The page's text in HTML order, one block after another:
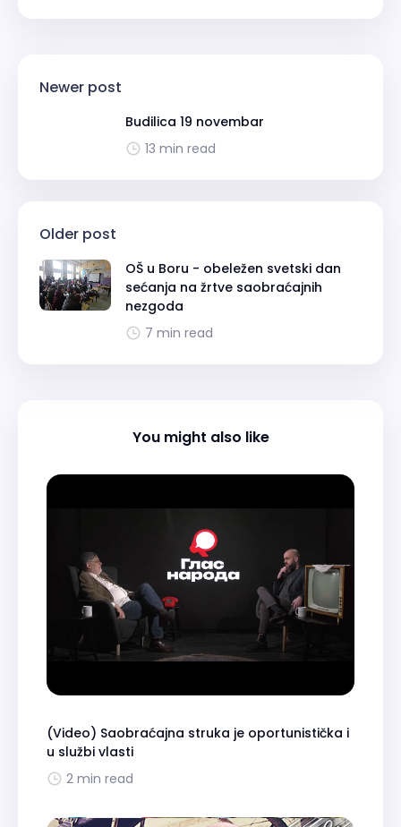
Newer post
Budilica 19 novembar
13 min read
Older post
OŠ u Boru - obeležen svetski dan
sećanja na žrtve saobraćajnih
nezgoda
7 min read
You might also like
(Video) Saobraćajna struka je oportunistička i
u službi vlasti
2 min read